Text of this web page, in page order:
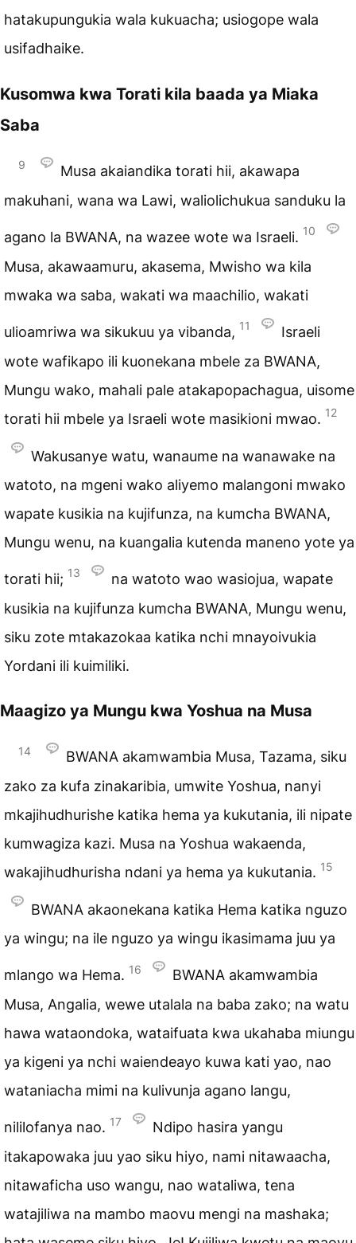
hatakupungukia wala kukuacha; usiogope wala
usifadhaike.
Kusomwa kwa Torati kila baada ya Miaka
Saba
9
Musa akaiandika torati hii, akawapa
makuhani, wana wa Lawi, waliolichukua sanduku la
agano la BWANA, na wazee wote wa Israeli. 10
Musa, akawaamuru, akasema, Mwisho wa kila
mwaka wa saba, wakati wa maachilio, wakati
ulioamriwa wa sikukuu ya vibanda, 11
Israeli
wote wafikapo ili kuonekana mbele za BWANA,
Mungu wako, mahali pale atakapopachagua, uisome
torati hii mbele ya Israeli wote masikioni mwao. 12
Wakusanye watu, wanaume na wanawake na
watoto, na mgeni wako aliyemo malangoni mwako
wapate kusikia na kujifunza, na kumcha BWANA,
Mungu wenu, na kuangalia kutenda maneno yote ya
torati hii; 13
na watoto wao wasiojua, wapate
kusikia na kujifunza kumcha BWANA, Mungu wenu,
siku zote mtakazokaa katika nchi mnayoivukia
Yordani ili kuimiliki.
Maagizo ya Mungu kwa Yoshua na Musa
14
BWANA akamwambia Musa, Tazama, siku
zako za kufa zinakaribia, umwite Yoshua, nanyi
mkajihudhurishe katika hema ya kukutania, ili nipate
kumwagiza kazi. Musa na Yoshua wakaenda,
wakajihudhurisha ndani ya hema ya kukutania. 15
BWANA akaonekana katika Hema katika nguzo
ya wingu; na ile nguzo ya wingu ikasimama juu ya
mlango wa Hema. 16
BWANA akamwambia
Musa, Angalia, wewe utalala na baba zako; na watu
hawa wataondoka, wataifuata kwa ukahaba miungu
ya kigeni ya nchi waiendeayo kuwa kati yao, nao
wataniacha mimi na kulivunja agano langu,
nililofanya nao. 17
Ndipo hasira yangu
itakapowaka juu yao siku hiyo, nami nitawaacha,
nitawaficha uso wangu, nao wataliwa, tena
watajiliwa na mambo maovu mengi na mashaka;